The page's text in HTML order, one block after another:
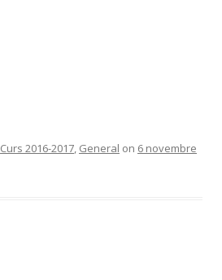
Curs 2016-2017, General on 6 novembre